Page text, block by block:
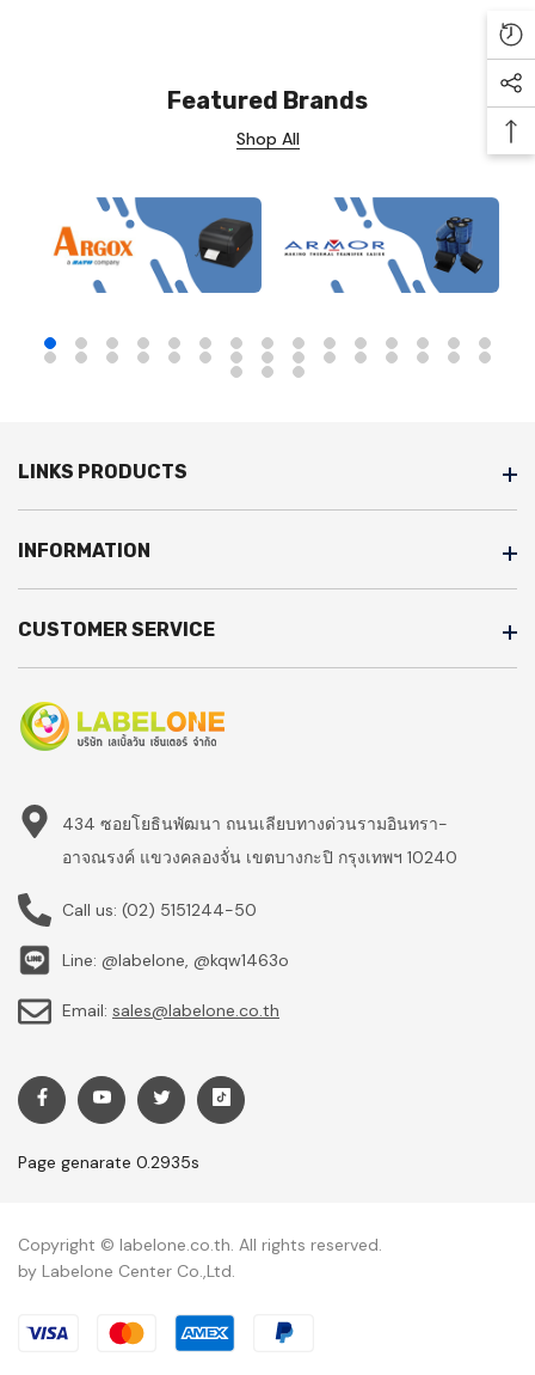
Featured Brands
Shop All
LINKS PRODUCTS
INFORMATION
CUSTOMER SERVICE
434 ซอยโยธินพัฒนา ถนนเลียบทางด่วนรามอินทรา-
อาจณรงค์ แขวงคลองจั่น เขตบางกะปิ กรุงเทพฯ 10240
Call us: (02) 5151244-50
Line: @labelone, @kqw1463o
Email: sales@labelone.co.th
Page genarate 0.2935s
Copyright © labelone.co.th. All rights reserved.
by Labelone Center Co.,Ltd.